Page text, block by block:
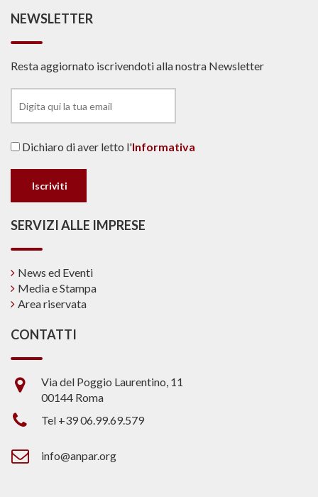
NEWSLETTER
Resta aggiornato iscrivendoti alla nostra Newsletter
Dichiaro di aver letto l'Informativa
SERVIZI ALLE IMPRESE
News ed Eventi
Media e Stampa
Area riservata
CONTATTI
Via del Poggio Laurentino, 11
00144 Roma
Tel +39 06.99.69.579
info@anpar.org